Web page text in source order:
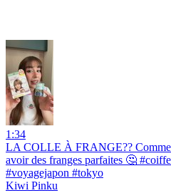
1:34
LA COLLE À FRANGE??
avoir des franges parfaites 🤔
#voyagejapon #tokyo
Kiwi Pinku